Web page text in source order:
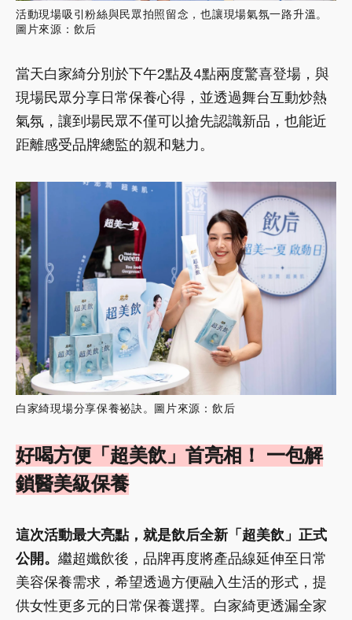
活動現場吸引粉絲與民眾拍照留念，也讓現場氣氛一路升溫。
圖片來源：飲后
當天白家綺分別於下午2點及4點兩度驚喜登場，與
現場民眾分享日常保養心得，並透過舞台互動炒熱
氣氛，讓到場民眾不僅可以搶先認識新品，也能近
距離感受品牌總監的親和魅力。
白家綺現場分享保養祕訣。圖片來源：飲后
好喝方便「超美飲」首亮相！ 一包解
鎖醫美級保養
這次活動最大亮點，就是飲后全新「超美飲」正式
公開。 繼超孅飲後，品牌再度將產品線延伸至日常
美容保養需求，希望透過方便融入生活的形式，提
供女性更多元的日常保養選擇。白家綺更透漏全家